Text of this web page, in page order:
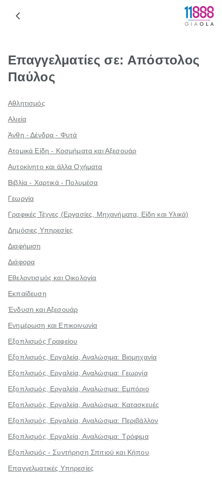
Επαγγελματίες σε: Απόστολος
Παύλος
Αθλητισμός
Αλιεία
Άνθη - Δένδρα - Φυτά
Ατομικά Είδη - Κοσμήματα και Αξεσουάρ
Αυτοκίνητο και άλλα Οχήματα
Βιβλία - Χαρτικά - Πολυμέσα
Γεωργία
Γραφικές Τέχνες (Εργασίες, Μηχανήματα, Είδη και Υλικά)
Δημόσιες Υπηρεσίες
Διαφήμιση
Διάφορα
Εθελοντισμός και Οικολογία
Εκπαίδευση
Ένδυση και Αξεσουάρ
Ενημέρωση και Επικοινωνία
Εξοπλισμός Γραφείου
Εξοπλισμός, Εργαλεία, Αναλώσιμα: Βιομηχανία
Εξοπλισμός, Εργαλεία, Αναλώσιμα: Γεωργία
Εξοπλισμός, Εργαλεία, Αναλώσιμα: Εμπόριο
Εξοπλισμός, Εργαλεία, Αναλώσιμα: Κατασκευές
Εξοπλισμός, Εργαλεία, Αναλώσιμα: Περιβάλλον
Εξοπλισμός, Εργαλεία, Αναλώσιμα: Τρόφιμα
Εξοπλισμός - Συντήρηση Σπιτιού και Κήπου
Επαγγελματικές Υπηρεσίες